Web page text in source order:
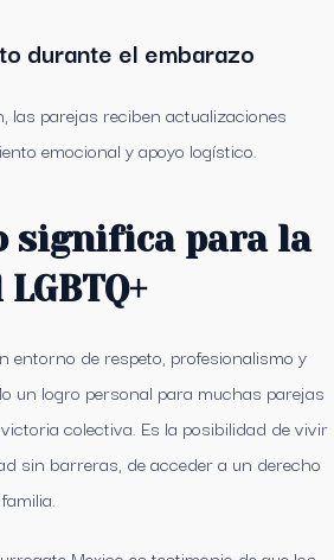
durante el embarazo
las parejas reciben actualizaciones
emocional y apoyo logístico.
significa para la
entorno de respeto, profesionalismo y
un logro personal para muchas parejas
colectiva. Es la posibilidad de vivir
sin barreras, de acceder a un derecho